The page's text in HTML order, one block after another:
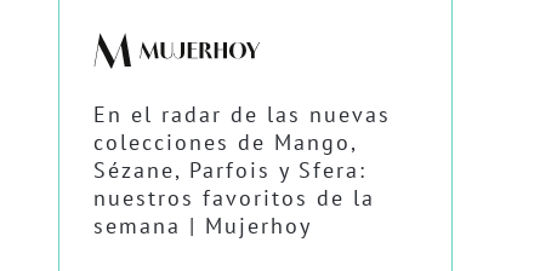
En el radar de las nuevas
colecciones de Mango,
Sézane, Parfois y Sfera:
nuestros favoritos de la
semana | Mujerhoy